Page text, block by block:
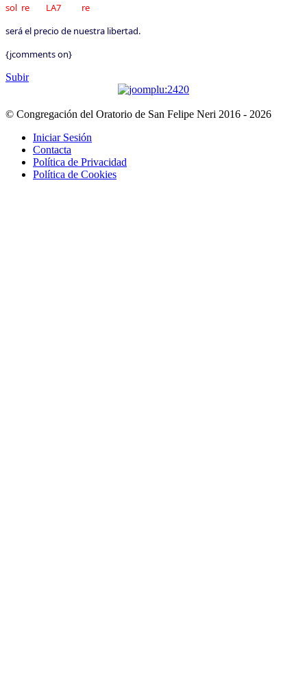
sol re LA7 re
será el precio de nuestra libertad.
{jcomments on}
Subir
© Congregación del Oratorio de San Felipe Neri 2016 - 2026
Iniciar Sesión
Contacta
Política de Privacidad
Política de Cookies